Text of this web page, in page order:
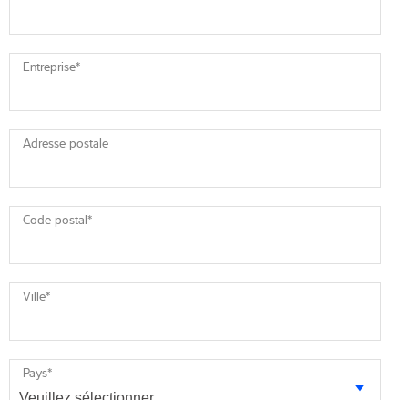
Entreprise*
Adresse postale
Code postal*
Ville*
Pays*